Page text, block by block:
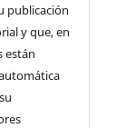
publicación
y que, en
están